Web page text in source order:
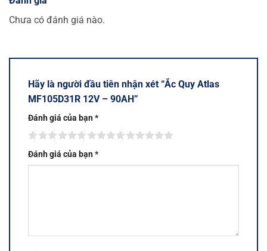
Chưa có đánh giá nào.
Hãy là người đầu tiên nhận xét “Ắc Quy Atlas
MF105D31R 12V – 90AH”
Đánh giá của bạn*
Đánh giá của bạn*